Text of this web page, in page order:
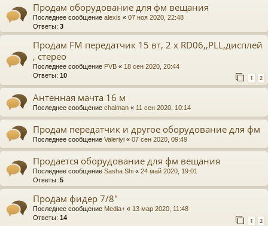
Продам оборудование для фм вещания
Последнее сообщение alexis « 07 ноя 2020, 22:48
Ответы: 3
Продам FM передатчик 15 вт, 2 х RD06,,PLL,дисплей
, стерео
Последнее сообщение PVB « 18 сен 2020, 20:44
Ответы: 10 1 2
Антенная мачта 16 м
Последнее сообщение chalman « 11 сен 2020, 10:14
Продам передатчик и другое оборудование для фм
Последнее сообщение Valeriyi « 07 сен 2020, 09:49
Продается оборудование для фм вещания
Последнее сообщение Sasha Shi « 24 май 2020, 19:01
Ответы: 5
Продам фидер 7/8"
Последнее сообщение Media+ « 13 мар 2020, 11:48
Ответы: 14 1 2